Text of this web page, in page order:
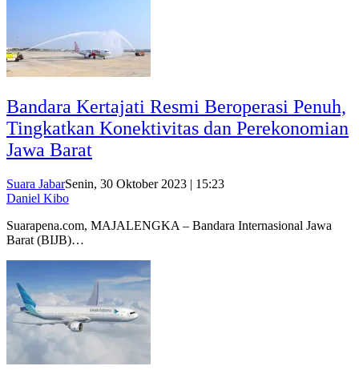
Bandara Kertajati Resmi Beroperasi Penuh,
Tingkatkan Konektivitas dan Perekonomian
Jawa Barat
Suara JabarSenin, 30 Oktober 2023 | 15:23
Daniel Kibo
Suarapena.com, MAJALENGKA – Bandara Internasional Jawa
Barat (BIJB)…